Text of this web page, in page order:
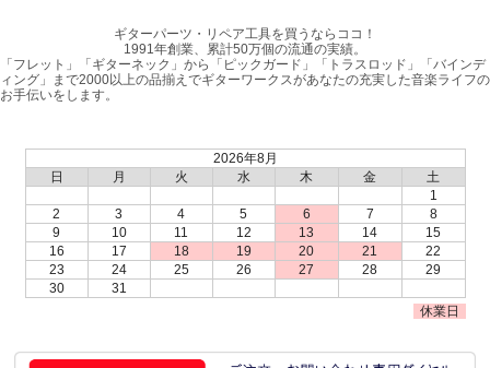
ギターパーツ・リペア工具を買うならココ！
1991年創業、累計50万個の流通の実績。
「フレット」「ギターネック」から「ピックガード」「トラスロッド」「バインデ
ィング」まで2000以上の品揃えでギターワークスがあなたの充実した音楽ライフの
お手伝いをします。
2026年8月
日
月 火 水 木 金
土
1
2
3 4 5 6 7
8
9
10 11 12 13 14
15
16
17 18 19 20 21
22
23
24 25 26 27 28
29
30
31
休業日